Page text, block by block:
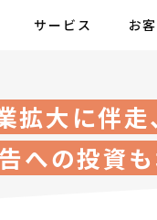
サービス お
拡大に伴
への投資